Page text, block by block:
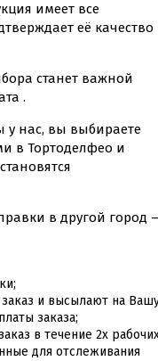
имеет все
её качество
станет важной
.
у нас, вы выбираете
в Тортоделфео и
в другой город
и высылают на
заказа;
в течение 2х
для отслеживания